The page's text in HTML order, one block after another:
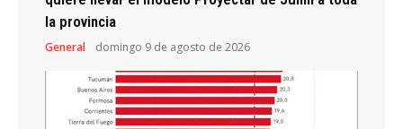
la provincia
General domingo 9 de agosto de 2026